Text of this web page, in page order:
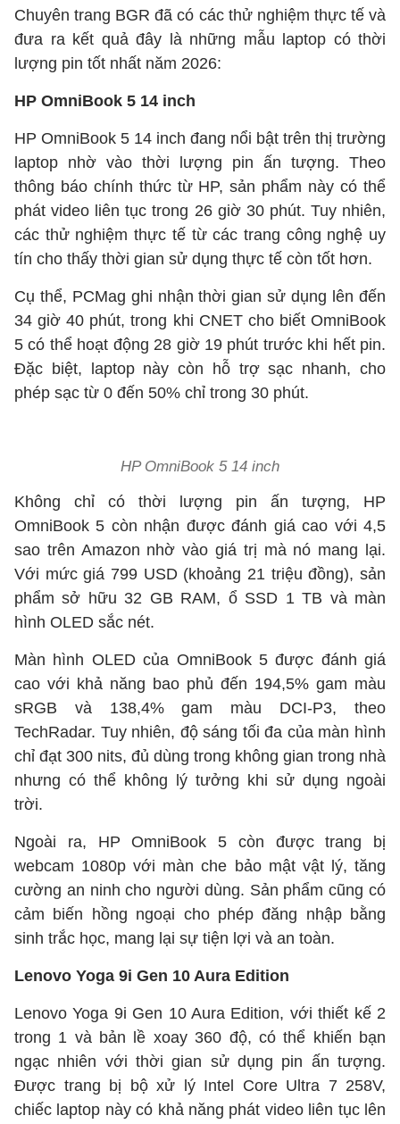
Chuyên trang BGR đã có các thử nghiệm thực tế và
đưa ra kết quả đây là những mẫu laptop có thời
lượng pin tốt nhất năm 2026:
HP OmniBook 5 14 inch
HP OmniBook 5 14 inch đang nổi bật trên thị trường
laptop nhờ vào thời lượng pin ấn tượng. Theo
thông báo chính thức từ HP, sản phẩm này có thể
phát video liên tục trong 26 giờ 30 phút. Tuy nhiên,
các thử nghiệm thực tế từ các trang công nghệ uy
tín cho thấy thời gian sử dụng thực tế còn tốt hơn.
Cụ thể, PCMag ghi nhận thời gian sử dụng lên đến
34 giờ 40 phút, trong khi CNET cho biết OmniBook
5 có thể hoạt động 28 giờ 19 phút trước khi hết pin.
Đặc biệt, laptop này còn hỗ trợ sạc nhanh, cho
phép sạc từ 0 đến 50% chỉ trong 30 phút.
HP OmniBook 5 14 inch
Không chỉ có thời lượng pin ấn tượng, HP
OmniBook 5 còn nhận được đánh giá cao với 4,5
sao trên Amazon nhờ vào giá trị mà nó mang lại.
Với mức giá 799 USD (khoảng 21 triệu đồng), sản
phẩm sở hữu 32 GB RAM, ổ SSD 1 TB và màn
hình OLED sắc nét.
Màn hình OLED của OmniBook 5 được đánh giá
cao với khả năng bao phủ đến 194,5% gam màu
sRGB và 138,4% gam màu DCI-P3, theo
TechRadar. Tuy nhiên, độ sáng tối đa của màn hình
chỉ đạt 300 nits, đủ dùng trong không gian trong nhà
nhưng có thể không lý tưởng khi sử dụng ngoài
trời.
Ngoài ra, HP OmniBook 5 còn được trang bị
webcam 1080p với màn che bảo mật vật lý, tăng
cường an ninh cho người dùng. Sản phẩm cũng có
cảm biến hồng ngoại cho phép đăng nhập bằng
sinh trắc học, mang lại sự tiện lợi và an toàn.
Lenovo Yoga 9i Gen 10 Aura Edition
Lenovo Yoga 9i Gen 10 Aura Edition, với thiết kế 2
trong 1 và bản lề xoay 360 độ, có thể khiến bạn
ngạc nhiên với thời gian sử dụng pin ấn tượng.
Được trang bị bộ xử lý Intel Core Ultra 7 258V,
chiếc laptop này có khả năng phát video liên tục lên